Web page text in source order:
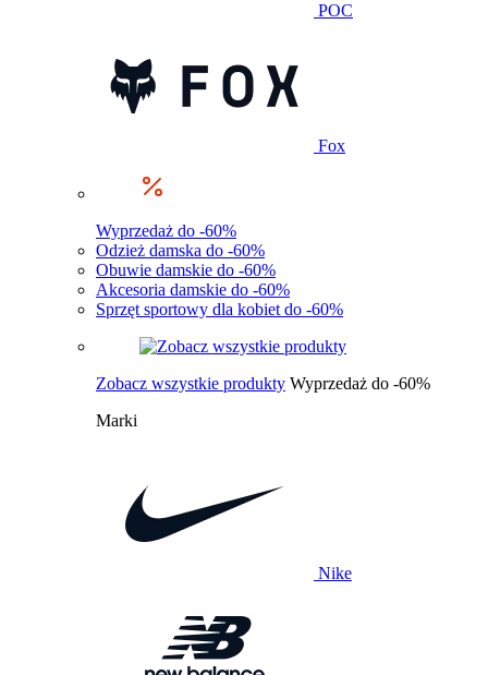
POC
Fox
Wyprzedaż do -60%
Odzież damska do -60%
Obuwie damskie do -60%
Akcesoria damskie do -60%
Sprzęt sportowy dla kobiet do -60%
Zobacz wszystkie produkty Wyprzedaż do -60%
Marki
Nike